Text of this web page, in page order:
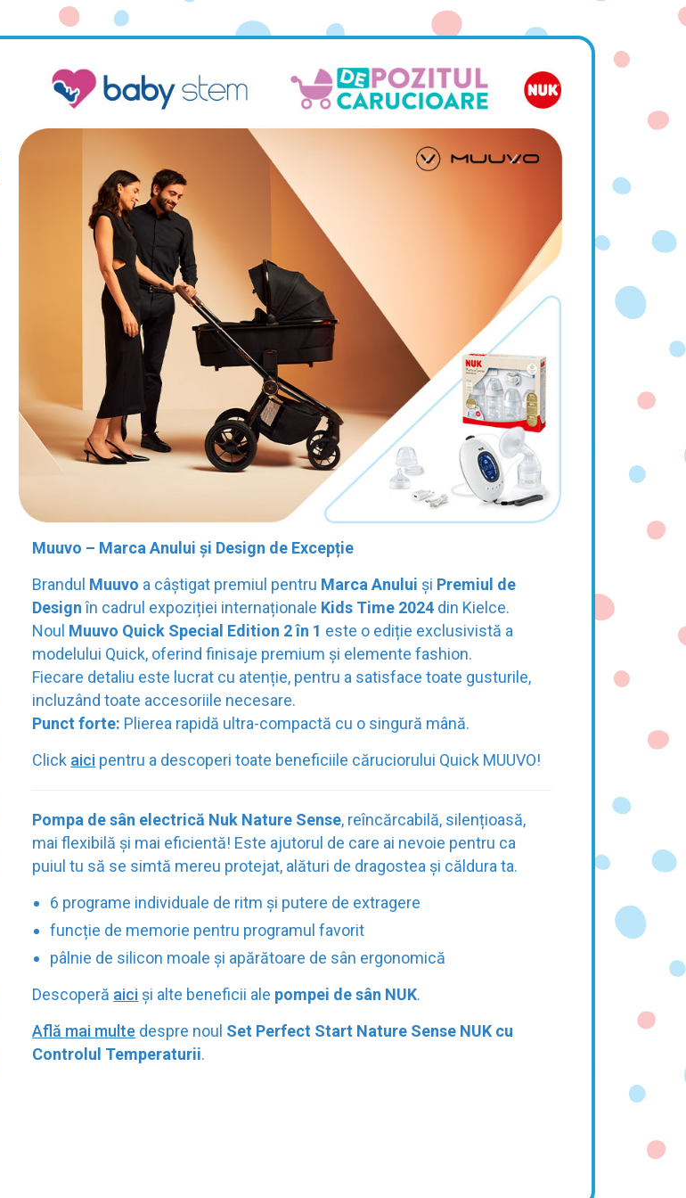
Muuvo – Marca Anului și Design de Excepție
Brandul Muuvo a câștigat premiul pentru Marca Anului și Premiul de
Designîn cadrul expoziției internaționale Kids Time 2024 din Kielce.
Noul Muuvo Quick Special Edition 2 în 1 este o ediție exclusivistă a
modelului Quick, oferind finisaje premium și elemente fashion.
Fiecare detaliu este lucrat cu atenție, pentru a satisface toate gusturile,
incluzând toate accesoriile necesare.
Punct forte: Plierea rapidă ultra-compactă cu o singură mână.
Click aici pentru a descoperi toate beneficiile căruciorului Quick MUUVO!
Pompa de sân electrică Nuk Nature Sense, reîncărcabilă, silențioasă,
mai flexibilă și mai eficientă! Este ajutorul de care ai nevoie pentru ca
puiul tu să se simtă mereu protejat, alături de dragostea și căldura ta.
6 programe individuale de ritm și putere de extragere
funcție de memorie pentru programul favorit
pâlnie de silicon moale și apărătoare de sân ergonomică
Descoperă aici și alte beneficii ale pompei de sân NUK.
Află mai multe despre noul Set Perfect Start Nature Sense NUK cu
Controlul Temperaturii.